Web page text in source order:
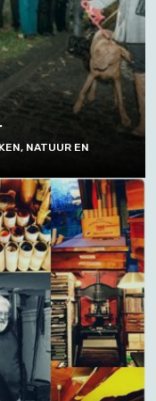
NATUUR EN